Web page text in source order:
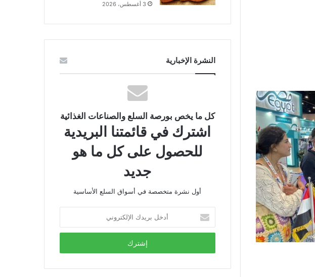
3 أغسطس، 2026
النشرة الإخبارية
كل ما يخص بورصة السلع والصناعات الغذائية
اشترك في قائمتنا البريدية
للحصول على كل ما هو
جديد
أول نشرة متخصصة في أسواق السلع الأساسية
بريدك
الإلكتروني